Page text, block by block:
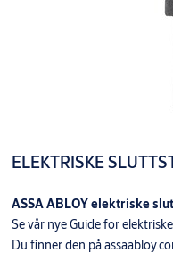
ELEKTRISKE
ASSA ABLOY elektriske
Se vår nye Guide for
Du finner den på